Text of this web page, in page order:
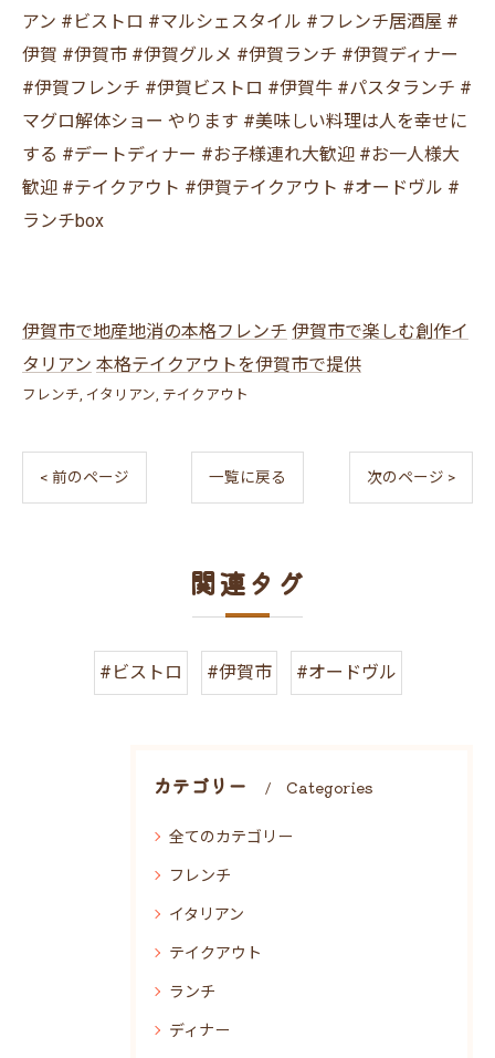
アン #ビストロ #マルシェスタイル #フレンチ居酒屋 #
伊賀 #伊賀市 #伊賀グルメ #伊賀ランチ #伊賀ディナー
#伊賀フレンチ #伊賀ビストロ #伊賀牛 #パスタランチ #
マグロ解体ショー やります #美味しい料理は人を幸せに
する #デートディナー #お子様連れ大歓迎 #お一人様大
歓迎 #テイクアウト #伊賀テイクアウト #オードヴル #
ランチbox
伊賀市で地産地消の本格フレンチ 伊賀市で楽しむ創作イ
タリアン 本格テイクアウトを伊賀市で提供
フレンチ イタリアン テイクアウト
< 前のページ 一覧に戻る 次のページ >
関連タグ
#ビストロ #伊賀市 #オードヴル
カテゴリー Categories
全てのカテゴリー
フレンチ
イタリアン
テイクアウト
ランチ
ディナー